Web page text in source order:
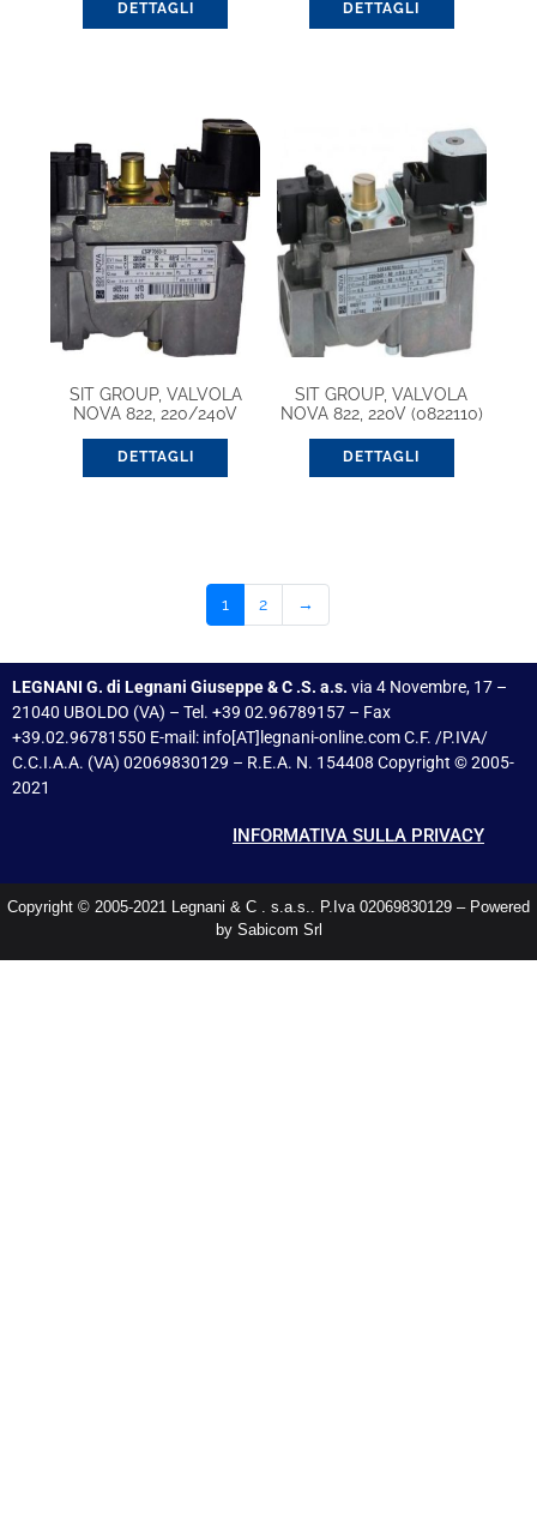
DETTAGLI DETTAGLI
SIT GROUP, VALVOLA
NOVA 822, 220/240V
DETTAGLI
SIT GROUP, VALVOLA
NOVA 822, 220V (0822110)
DETTAGLI
1 2 →
LEGNANI G. di Legnani Giuseppe & C .S. a.s. via 4 Novembre, 17 –
21040 UBOLDO (VA) – Tel. +39 02.96789157 – Fax
+39.02.96781550 E-mail: info[AT]legnani-online.com C.F. /P.IVA/
C.C.I.A.A. (VA) 02069830129 – R.E.A. N. 154408 Copyright © 2005-
2021
INFORMATIVA SULLA PRIVACY
Copyright © 2005-2021 Legnani & C . s.a.s.. P.Iva 02069830129 – Powered
by Sabicom Srl